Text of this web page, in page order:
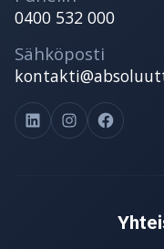
0400 532 000
Sähköposti
LinkedIn
Instagram